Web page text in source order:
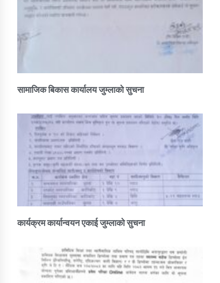
सामाजिक बिकास कार्यालय जुम्लाकाे सुचना
कार्यक्रम कार्यान्वयन एकाई जुम्लाको सुचना